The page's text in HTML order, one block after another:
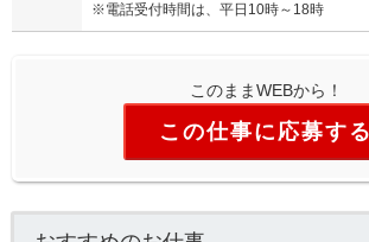
※電話受付時間は、平日10時～18時
このままWEBから！
この仕事に応募する